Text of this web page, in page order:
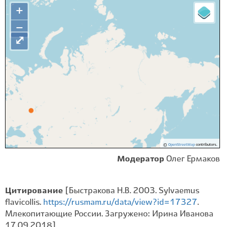
+
−
© OpenStreetMapcontributors.
⤢
Модератор Олег Ермаков
Цитирование
[Быстракова Н.В. 2003. Sylvaemus
flavicollis. https://rusmam.ru/data/view?id=17327.
Млекопитающие России. Загружено: Ирина Иванова